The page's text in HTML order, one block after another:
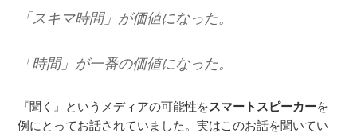
「スキマ時間」が価値になった。
「時間」が一番の価値になった。
『聞く』というメディアの可能性をスマートスピーカーを
例にとってお話されていました。実はこのお話を聞いてい